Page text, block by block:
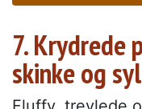
7. Krydrede
skinke og